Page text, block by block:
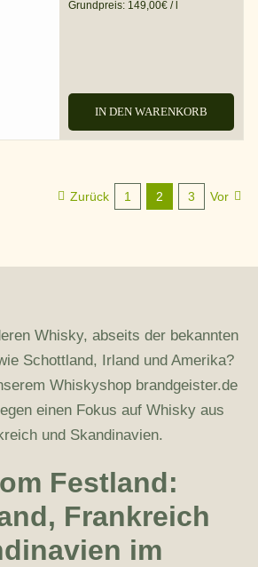
Grundpreis: 149,00€ /l
IN DEN WARENKORB
Zurück 1 2 3 Vor
Whisky, abseits der bekannten
Schottland, Irland und Amerika?
Whiskyshop brandgeister.de
einen Fokus auf Whisky aus
und Skandinavien.
Festland:
Frankreich
im